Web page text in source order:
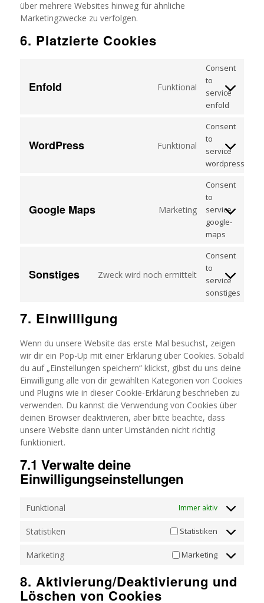
über mehrere Websites hinweg für ähnliche
Marketingzwecke zu verfolgen.
6. Platzierte Cookies
Enfold Funktional
Consent
to
service
enfold
WordPress Funktional
Consent
to
service
wordpress
Google Maps Marketing
Consent
to
service
google-
maps
Sonstiges Zweck wird noch ermittelt
Consent
to
service
sonstiges
7. Einwilligung
Wenn du unsere Website das erste Mal besuchst, zeigen
wir dir ein Pop-Up mit einer Erklärung über Cookies. Sobald
du auf „Einstellungen speichern“ klickst, gibst du uns deine
Einwilligung alle von dir gewählten Kategorien von Cookies
und Plugins wie in dieser Cookie-Erklärung beschrieben zu
verwenden. Du kannst die Verwendung von Cookies über
deinen Browser deaktivieren, aber bitte beachte, dass
unsere Website dann unter Umständen nicht richtig
funktioniert.
7.1 Verwalte deine
Einwilligungseinstellungen
Funktional Immer aktiv
Statistiken Statistiken
Marketing Marketing
8. Aktivierung/Deaktivierung und
Löschen von Cookies